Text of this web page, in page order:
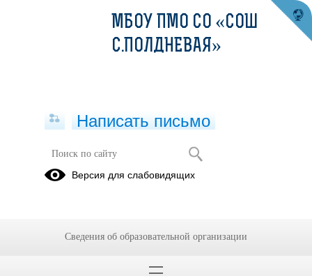
Публикации за 18.06.2026
тур»
17.06.2026 на базе МАОУ-СОШ №137 п.
МБОУ ПМО СО «СОШ
С.ПОЛДНЕВАЯ»
Написать письмо
Версия для слабовидящих
Сведения об образовательной организации